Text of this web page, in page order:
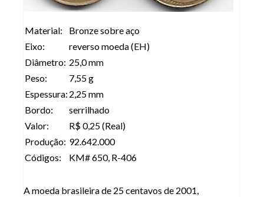
Material:
Eixo:
Diâmetro:
Peso:
Espessura:
Bordo:
Valor:
Produção:
Códigos:
Bronze sobre aço
reverso moeda (EH)
25,0 mm
7,55 g
2,25 mm
serrilhado
R$ 0,25 (Real)
92.642.000
KM# 650, R-406
A moeda brasileira de 25 centavos de 2001,